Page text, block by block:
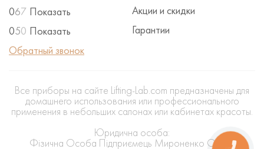
Акции и скидки
Гарантии
067 Показать
050 Показать
Обратный звонок
Все приборы на сайте Lifting-Lab.com предназначены для
домашнего использования или профессионального
применения в небольших салонах или кабинетах красоты.
Юридична особа:
Фізична Особа Підприємець Мироненко Олена